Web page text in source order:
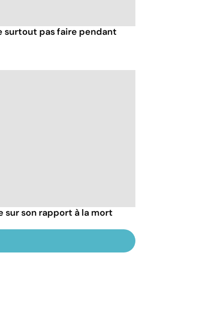
surtout pas faire pendant
sur son rapport à la mort